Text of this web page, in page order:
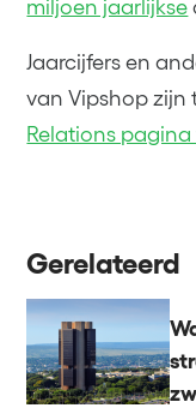
miljoen jaarlijkse
Jaarcijfers en
van Vipshop
Relations
Gerelateerd